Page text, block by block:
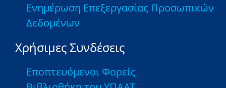
Ενημέρωση Επεξεργασίας Προσωπικών
Δεδομένων
Χρήσιμες Συνδέσεις
Εποπτευόμενοι Φορείς